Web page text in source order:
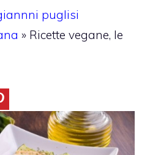
puglisi
» Ricette vegane, le